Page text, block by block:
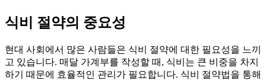
식비 절약의 중요성
현대 사회에서 많은 사람들은 식비 절약에 대한 필요성을 느끼
고 있습니다. 매달 가계부를 작성할 때, 식비는 큰 비중을 차지
하기 때문에 효율적인 관리가 필요합니다. 식비 절약법을 통해